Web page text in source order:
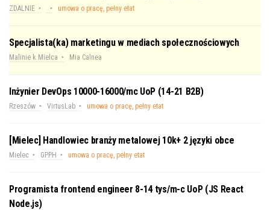
ZDALNIE umowa o pracę, pełny etat
Specjalista(ka) marketingu w mediach społecznościowych
Malinie k.Mielca Mia Calnea
Inżynier DevOps 10000-16000/mc UoP (14-21 B2B)
Rzeszów VirtusLab umowa o pracę, pełny etat
[Mielec] Handlowiec branży metalowej 10k+ 2 języki obce
Mielec GPPH umowa o pracę, pełny etat
Programista frontend engineer 8-14 tys/m-c UoP (JS React
Node.js)